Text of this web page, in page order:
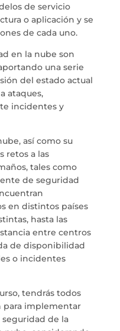
de servicio
o aplicación y se
de cada uno.
en la nube son
una serie
del estado actual
ataques,
incidentes y
así como su
retos a las
tales como
de seguridad
en distintos países
hasta las
entre centros
de disponibilidad
o incidentes
tendrás todos
para implementar
de la